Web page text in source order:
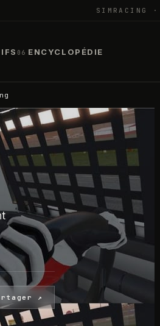
SIMRACING
06 ENCYCLOPÉDIE
↗